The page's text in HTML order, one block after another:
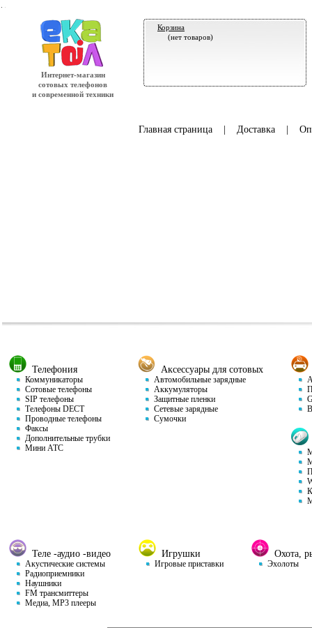
Интернет-магазин
сотовых телефонов
и современной техники
Корзина
(нет товаров)
Главная страница| Доставка|
Телефония
Коммуникаторы
Сотовые телефоны
SIP телефоны
Телефоны DECT
Проводные телефоны
Факсы
Дополнительные трубки
Мини АТС
Аксессуары для сотовых
Автомобильные зарядные
Аккумуляторы
Защитные пленки
Сетевые зарядные
Сумочки
Теле -аудио -видео
Акустические системы
Радиоприемники
Наушники
FM трансмиттеры
Медиа, MP3 плееры
Игрушки
Игровые приставки
Охота,
Эхолоты